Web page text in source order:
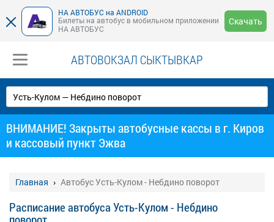
НА АВТОБУС на ANDROID
Билеты на автобус в мобильном приложении
НА АВТОБУС
Скачать
АВТОВОКЗАЛ СЫКТЫВКАР
ВНИМАНИЕ! Закрыты автобусные кассы в г. Киров
и кассовый пункт Эжва
Главная Автобус Усть-Кулом - Небдино поворот
Расписание автобуса Усть-Кулом - Небдино